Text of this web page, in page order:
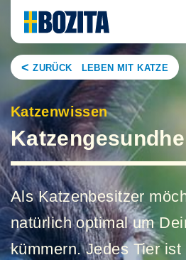
content
ZURÜCK LEBEN MIT KATZE
Katzenwissen
Als Katzenbesitzer
natürlich optimal um
kümmern. Jedes Tier